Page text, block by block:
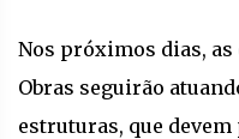
Nos próximos dias, as
Obras seguirão
estruturas, que